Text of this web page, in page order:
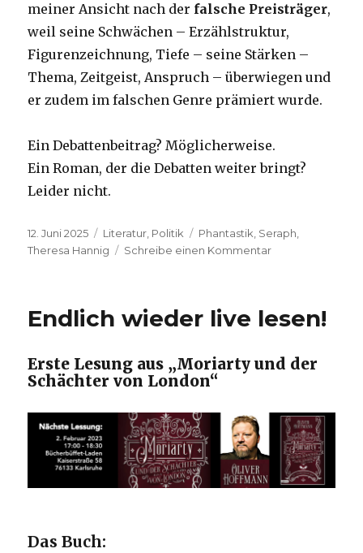
meiner Ansicht nach der falsche Preisträger,
weil seine Schwächen – Erzählstruktur,
Figurenzeichnung, Tiefe – seine Stärken –
Thema, Zeitgeist, Anspruch – überwiegen und
er zudem im falschen Genre prämiert wurde.
Ein Debattenbeitrag? Möglicherweise.
Ein Roman, der die Debatten weiter bringt?
Leider nicht.
Veröffentlicht
am
12. Juni 2025 Kategorien
Literatur Politik Schlagwörter
Phantastik Seraph
Theresa Hannig
Schreibe einen Kommentarzu
Endlich wieder live lesen!
Erste Lesung aus „Moriarty und der
Schächter von London“
Das Buch: